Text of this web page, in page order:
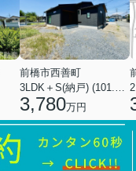
前橋市西善町
3LDK＋S(納戸) (101.02㎡)
3,780万円